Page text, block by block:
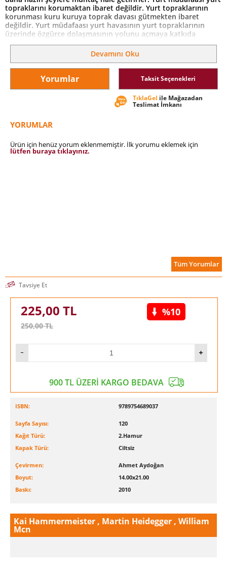
topraklarını korumaktan ibaret değildir. Yurt topraklarının
korunması kuru kuruya toprak davası gütmekten ibaret
değildir. Yurt müdafaası yurt havasının yurt topraklarının
üzerinde özgürce dolaşmasının yolunu açmaya katkıda
bulunmaktır. Yurt havası yurt topraklarının üzerinde özgürce
dolaştığı vakit yurt sakinlerinin üzerine kol kanat gerer. Ve
böyle bir kol kanat germenin altında onların her biri kendince
yurt havasını teneffüs ve terennüm eder. Onun içindir ki
"Hattı müdafaa yoktur sathı müdafaa vardır, o satıh bütün
vatandır" şiarı gerektiği gibi anlaşılabilmiş olsaydı kendi
dışındaki hatlara sağır her türlü hat müdafaasının nihayetinde
satıha kast edeceği anlaşılmış ve her türlü eksik noksan
bir müdafaanın yolu bu müdafaanın erlerini yetiştirmekten,
bu da böyle bir müdafaanın çetinliğine direnebilecek yurt
göstermekten geçer.
Devamını Oku
Yorumlar Taksit Seçenekleri
TıklaGel ile Mağazadan
Teslimat İmkanı
YORUMLAR
Ürün için henüz yorum eklenmemiştir. İlk yorumu eklemek için
lütfen buraya tıklayınız.
Tüm Yorumlar
Tavsiye Et
225,00 TL
250,00TL
%10
900 TL ÜZERİ KARGO BEDAVA
ISBN: 9789754689037
Sayfa Sayısı:
120
Kağıt Türü:
2.Hamur
Kapak Türü:
Ciltsiz
Çevirmen:
Ahmet Aydoğan
Boyut:
14.00x21.00
Baskı:
2010
Kai Hammermeister , Martin Heidegger , William
Mcn